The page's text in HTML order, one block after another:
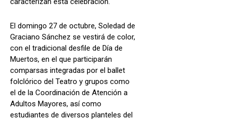
El domingo 27 de octubre, Soledad de
Graciano Sánchez se vestirá de color,
con el tradicional desfile de Día de
Muertos, en el que participarán
comparsas integradas por el ballet
folclórico del Teatro y grupos como
el de la Coordinación de Atención a
Adultos Mayores, así como
estudiantes de diversos planteles del